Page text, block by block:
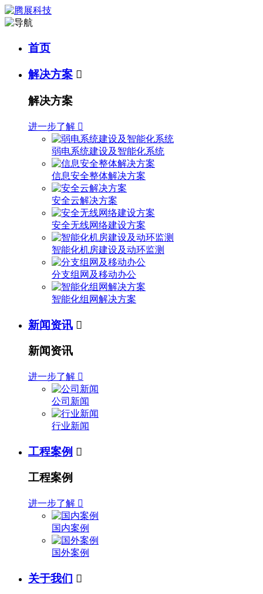
首页
解决方案 
解决方案
进一步了解 
弱电系统建设及智能化系统
信息安全整体解决方案
安全云解决方案
安全无线网络建设方案
智能化机房建设及动环监测
分支组网及移动办公
智能化组网解决方案
新闻资讯 
新闻资讯
进一步了解 
公司新闻
行业新闻
工程案例 
工程案例
进一步了解 
国内案例
国外案例
关于我们 